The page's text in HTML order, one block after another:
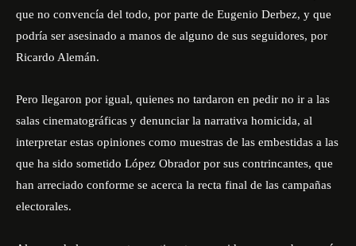
que no convencía del todo, por parte de Eugenio Derbez, y que
podría ser asesinado a manos de alguno de sus seguidores, por
Ricardo Alemán.
Pero llegaron por igual, quienes no tardaron en pedir no ir a las
salas cinematográficas y denunciar la narrativa homicida, al
interpretar estas opiniones como muestras de las embestidas a las
que ha sido sometido López Obrador por sus contrincantes, que
han arreciado conforme se acerca la recta final de las campañas
electorales.